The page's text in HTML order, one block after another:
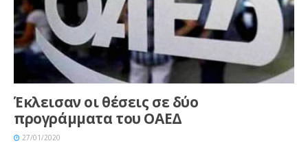
Έκλεισαν οι θέσεις σε δύο
προγράμματα του ΟΑΕΔ
27/01/2020